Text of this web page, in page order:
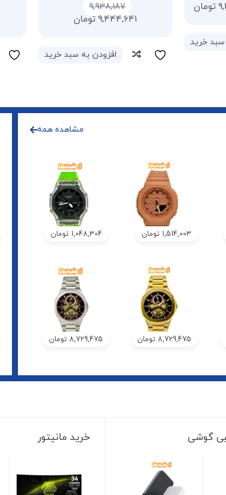
8,919,205
8,694,730 تومان
مقایسه افزودن به سبد خرید مقایسه
مشاهده همه
1,514,003 تومان 1,048,304 تومان
8,729,475 تومان 8,729,475 تومان
گوشی خرید مانیتور